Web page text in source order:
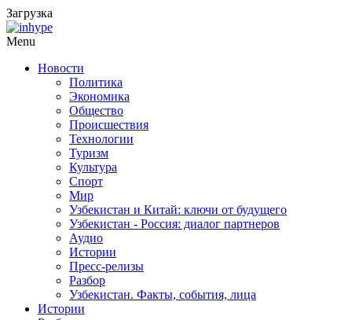
Загрузка
Menu
Новости
Политика
Экономика
Общество
Происшествия
Технологии
Туризм
Культура
Спорт
Мир
Узбекистан и Китай: ключи от будущего
Узбекистан - Россия: диалог партнеров
Аудио
Истории
Пресс-релизы
Разбор
Узбекистан. Факты, события, лица
Истории